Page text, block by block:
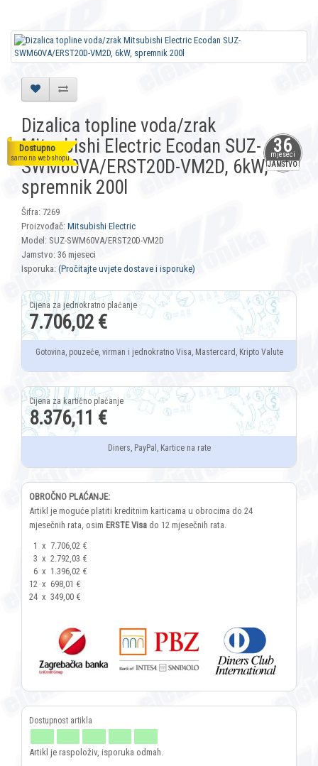
36
mjeseci
JAMSTVO
Dostupno
samo na web-shopu
Dizalica topline voda/zrak
Mitsubishi Electric Ecodan SUZ-
SWM60VA/ERST20D-VM2D, 6kW,
spremnik 200l
Šifra: 7269
Proizvođač: Mitsubishi Electric
Model: SUZ-SWM60VA/ERST20D-VM2D
Jamstvo: 36 mjeseci
Isporuka: (Pročitajte uvjete dostave i isporuke)
7.706,02 €
Gotovina, pouzeće, virman i jednokratno Visa, Mastercard, Kripto Valute
8.376,11 €
Diners, PayPal, Kartice na rate
OBROČNO PLAĆANJE:
Artikl je moguće platiti kreditnim karticama u obrocima do 24
mjesečnih rata, osim ERSTE Visa do 12 mjesečnih rata.
1 x 7.706,02 €
3 x 2.792,03 €
6 x 1.396,02 €
12 x 698,01 €
24 x 349,00 €
Artikl je raspoloživ, isporuka odmah.